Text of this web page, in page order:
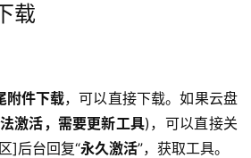
载
附件下载，可以直接下载。如果云盘
激活，需要更新工具)，可以直接关
]后台回复“永久激活”，获取工具。